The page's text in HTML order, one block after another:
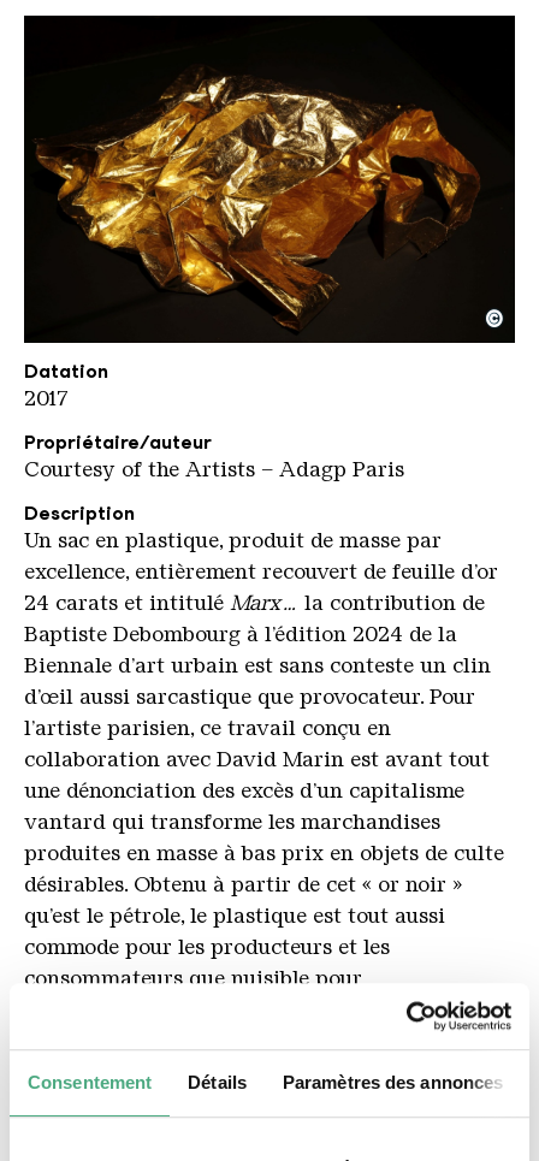
Consentement Détails Paramètres des annonces
Debombourg Marin KHV kompr
Copyright: Karl Heinrich Veith
©
Datation
2017
Propriétaire/auteur
Courtesy of the Artists – Adagp Paris
Description
Un sac en plastique, produit de masse par
excellence, entièrement recouvert de feuille d’or
24 carats et intitulé Marx… la contribution de
Baptiste Debombourg à l’édition 2024 de la
Biennale d’art urbain est sans conteste un clin
d’œil aussi sarcastique que provocateur. Pour
l’artiste parisien, ce travail conçu en
collaboration avec David Marin est avant tout
une dénonciation des excès d’un capitalisme
vantard qui transforme les marchandises
produites en masse à bas prix en objets de culte
désirables. Obtenu à partir de cet « or noir »
qu’est le pétrole, le plastique est tout aussi
commode pour les producteurs et les
consommateurs que nuisible pour
l’environnement. Il continue à jouer un rôle
actuelle. Un tel mode de vie reposant sur pareil